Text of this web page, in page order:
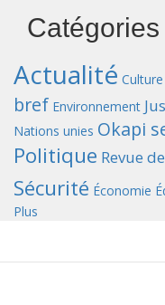
Catégories
Actualité Culture
bref Environnement
Nations unies Okapi
Politique Revue
Sécurité Économie
Plus